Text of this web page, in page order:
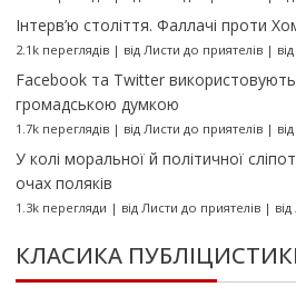
Інтерв’ю століття. Фаллачі проти
2.1k переглядів| від Листи до приятелів|
Facebook та Twitter використовують
громадською думкою
1.7k переглядів| від Листи до приятелів|
У колі моральної й політичної
очах поляків
1.3k перегляди | від Листи до приятелів|
КЛАСИКА